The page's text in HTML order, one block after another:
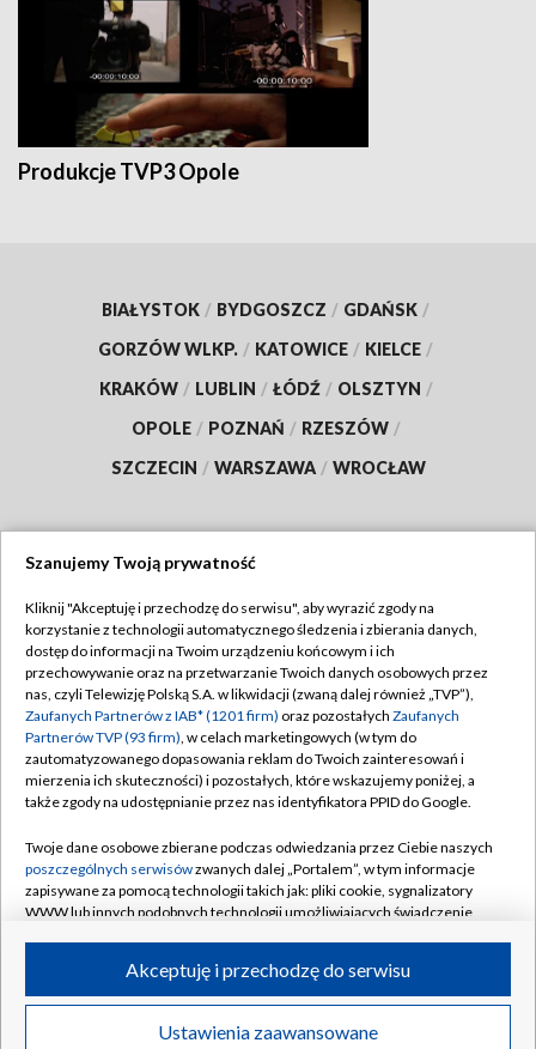
Produkcje TVP3 Opole
BIAŁYSTOK / BYDGOSZCZ / GDAŃSK /
GORZÓW WLKP. / KATOWICE / KIELCE /
KRAKÓW / LUBLIN / ŁÓDŹ / OLSZTYN /
OPOLE / POZNAŃ / RZESZÓW /
SZCZECIN / WARSZAWA / WROCŁAW
TVP
Abonament TVP
Emisja w TVP
Centrum informacji TVP
Naziemna Telewizja Cyfrowa
Rada Programowa
System NOS
Informacje o nadawcy
Program dla prasy
Regulamin TVP
Polityka prywatności
Moje zgody
Pomoc
Kontakt
Kanały
©2026 Telewizja Polska S.A. w likwidacji
Szanujemy Twoją prywatność
Kliknij "Akceptuję i przechodzę do serwisu", aby wyrazić zgody na
korzystanie z technologii automatycznego śledzenia i zbierania danych,
dostęp do informacji na Twoim urządzeniu końcowym i ich
przechowywanie oraz na przetwarzanie Twoich danych osobowych przez
nas, czyli Telewizję Polską S.A. w likwidacji (zwaną dalej również „TVP”),
Zaufanych Partnerów z IAB* (1201 firm) oraz pozostałych Zaufanych
Partnerów TVP (93 firm), w celach marketingowych (w tym do
zautomatyzowanego dopasowania reklam do Twoich zainteresowań i
mierzenia ich skuteczności) i pozostałych, które wskazujemy poniżej, a
także zgody na udostępnianie przez nas identyfikatora PPID do Google.
Twoje dane osobowe zbierane podczas odwiedzania przez Ciebie naszych
poszczególnych serwisówzwanych dalej „Portalem”, w tym informacje
zapisywane za pomocą technologii takich jak: pliki cookie, sygnalizatory
WWW lub innych podobnych technologii umożliwiających świadczenie
ruchu w Internecie.
Twoje dane osobowe zbierane podczas odwiedzania przez Ciebie
poszczególnych serwisówna Portalu, takie jak adresy IP, identyfikatory
Ustawienia zaawansowane
Akceptuję i przechodzę do serwisu